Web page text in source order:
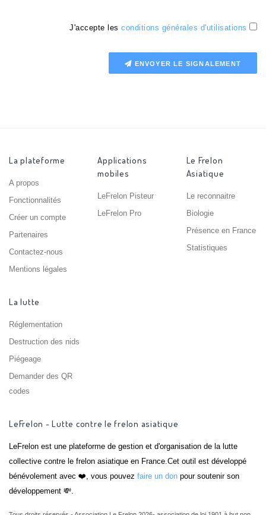
J'accepte les conditions générales d'utilisations
ENVOYER LE SIGNALEMENT
La plateforme
A propos
Fonctionnalités
Créer un compte
Partenaires
Contactez-nous
Mentions légales
Applications
mobiles
LeFrelon Pisteur
LeFrelon Pro
Le Frelon
Asiatique
Le reconnaitre
Biologie
Présence en France
Statistiques
La lutte
Réglementation
Destruction des nids
Piégeage
Demander des QR
codes
LeFrelon - Lutte contre le frelon asiatique
LeFrelon est une plateforme de gestion et d'organisation de la lutte
collective contre le frelon asiatique en France.Cet outil est développé
bénévolement avec ❤️, vous pouvez faire un don pour soutenir son
développement 💸.